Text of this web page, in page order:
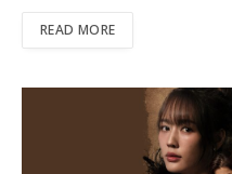
READ MORE